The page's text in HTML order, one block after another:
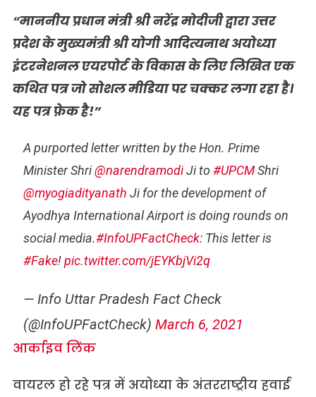
“माननीय प्रधान मंत्री श्री नरेंद्र मोदीजी द्वारा उत्तर
प्रदेश के मुख्यमंत्री श्री योगी आदित्यनाथ अयोध्या
इंटरनेशनल एयरपोर्ट के विकास के लिए लिखित एक
कथित पत्र जो सोशल मीडिया पर चक्कर लगा रहा है।
यह पत्र फ़ेक है!”
A purported letter written by the Hon. Prime
Minister Shri@narendramodiJi to #UPCMShri
@myogiadityanath Ji for the development of
Ayodhya International Airport is doing rounds on
social media.#InfoUPFactCheck: This letter is
#Fake!pic.twitter.com/jEYKbjVi2q
— Info Uttar Pradesh Fact Check
(@InfoUPFactCheck) March 6, 2021
आर्काइव लिंक
वायरल हो रहे पत्र में अयोध्या के अंतरराष्ट्रीय हवाई